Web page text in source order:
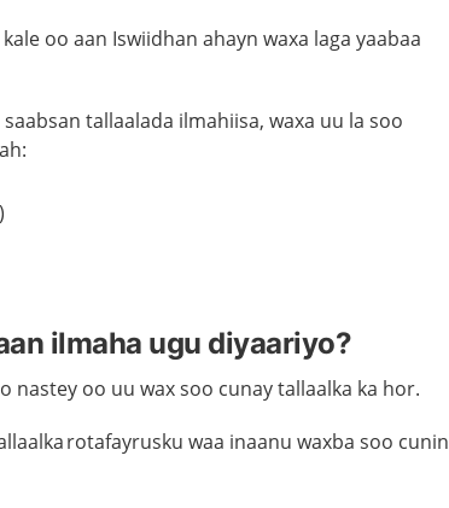
oo aan Iswiidhan ahaynwaxa laga yaabaa
tallaalada ilmahiisa,waxa uu la soo
)
ilmaha ugu diyaariyo?
nastey oo uu wax soo cunay tallaalka ka hor.
rotafayrusku waa inaanu waxba soo cunin